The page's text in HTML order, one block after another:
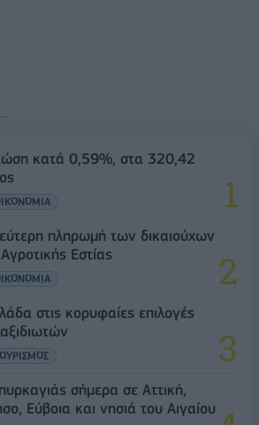
κατά 0,59%, στα 320,42
πληρωμή των δικαιούχων
Εστίας
στις κορυφαίες επιλογές
σήμερα σε Αττική,
Εύβοια και νησιά του Αιγαίου